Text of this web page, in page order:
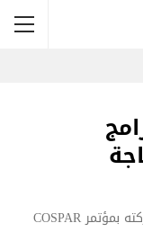
مقال مترجم للدكتور نضال قسوم عن مشاركته بمؤتمر COSPAR